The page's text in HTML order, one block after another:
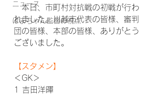
ニュース
はまちゃん監督の視点
本日、市町村対抗戦の初戦が行わ
れました。川越市代表の皆様、審判
団の皆様、本部の皆様、ありがとう
ございました。
【スタメン】
＜GK＞
1 吉田洋暉